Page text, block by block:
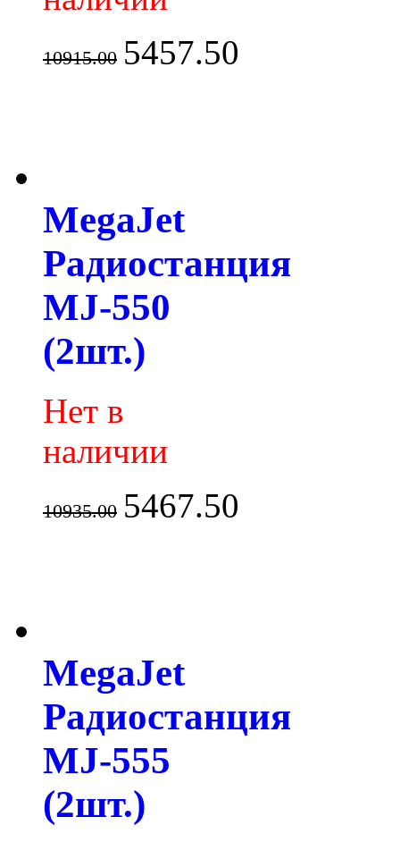
10915.00 5457.50
MegaJet
Радиостанция
MJ-550
(2шт.)
Нет в
наличии
10935.00 5467.50
MegaJet
Радиостанция
MJ-555
(2шт.)